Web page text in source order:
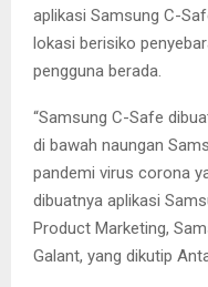
aplikasi Samsung C-
lokasi berisiko
pengguna berada.
“Samsung C-Safe
di bawah naungan
pandemi virus corona
dibuatnya aplikasi
Product Marketing,
Galant, yang dikutip